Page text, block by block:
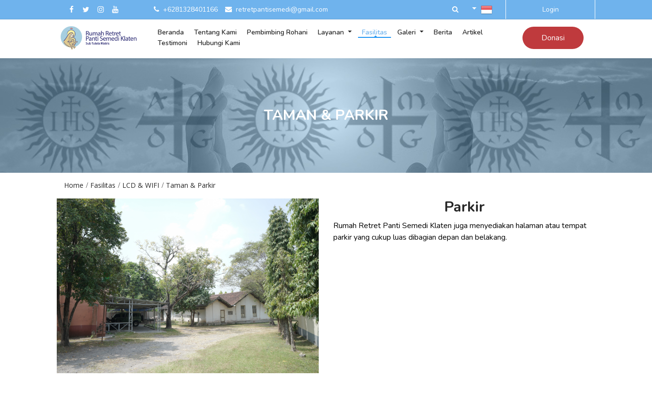
+6281328401166 retretpantisemedi@gmail.com Login
Beranda Tentang Kami Pembimbing Rohani Layanan Fasilitas Galeri Berita
Artikel
Testimoni
Hubungi Kami Donasi
TAMAN & PARKIR
Home Fasilitas LCD & WIFI Taman & Parkir
Parkir
Rumah Retret Panti Semedi Klaten juga menyediakan halaman atau tempat
parkir yang cukup luas dibagian depan dan belakang.